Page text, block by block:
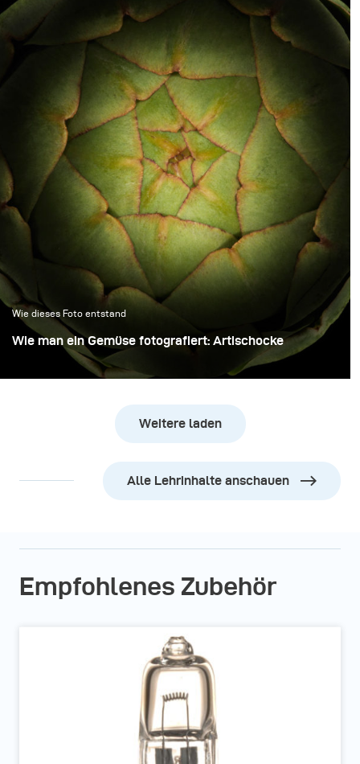
Wie dieses Foto entstand
Wie man ein Gemüse fotografiert: Artischocke
Weitere laden
Alle Lehrinhalte anschauen
Empfohlenes Zubehör